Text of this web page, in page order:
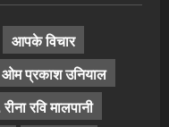
आपके विचार
ओम प्रकाश उनियाल
रवि मालपानी